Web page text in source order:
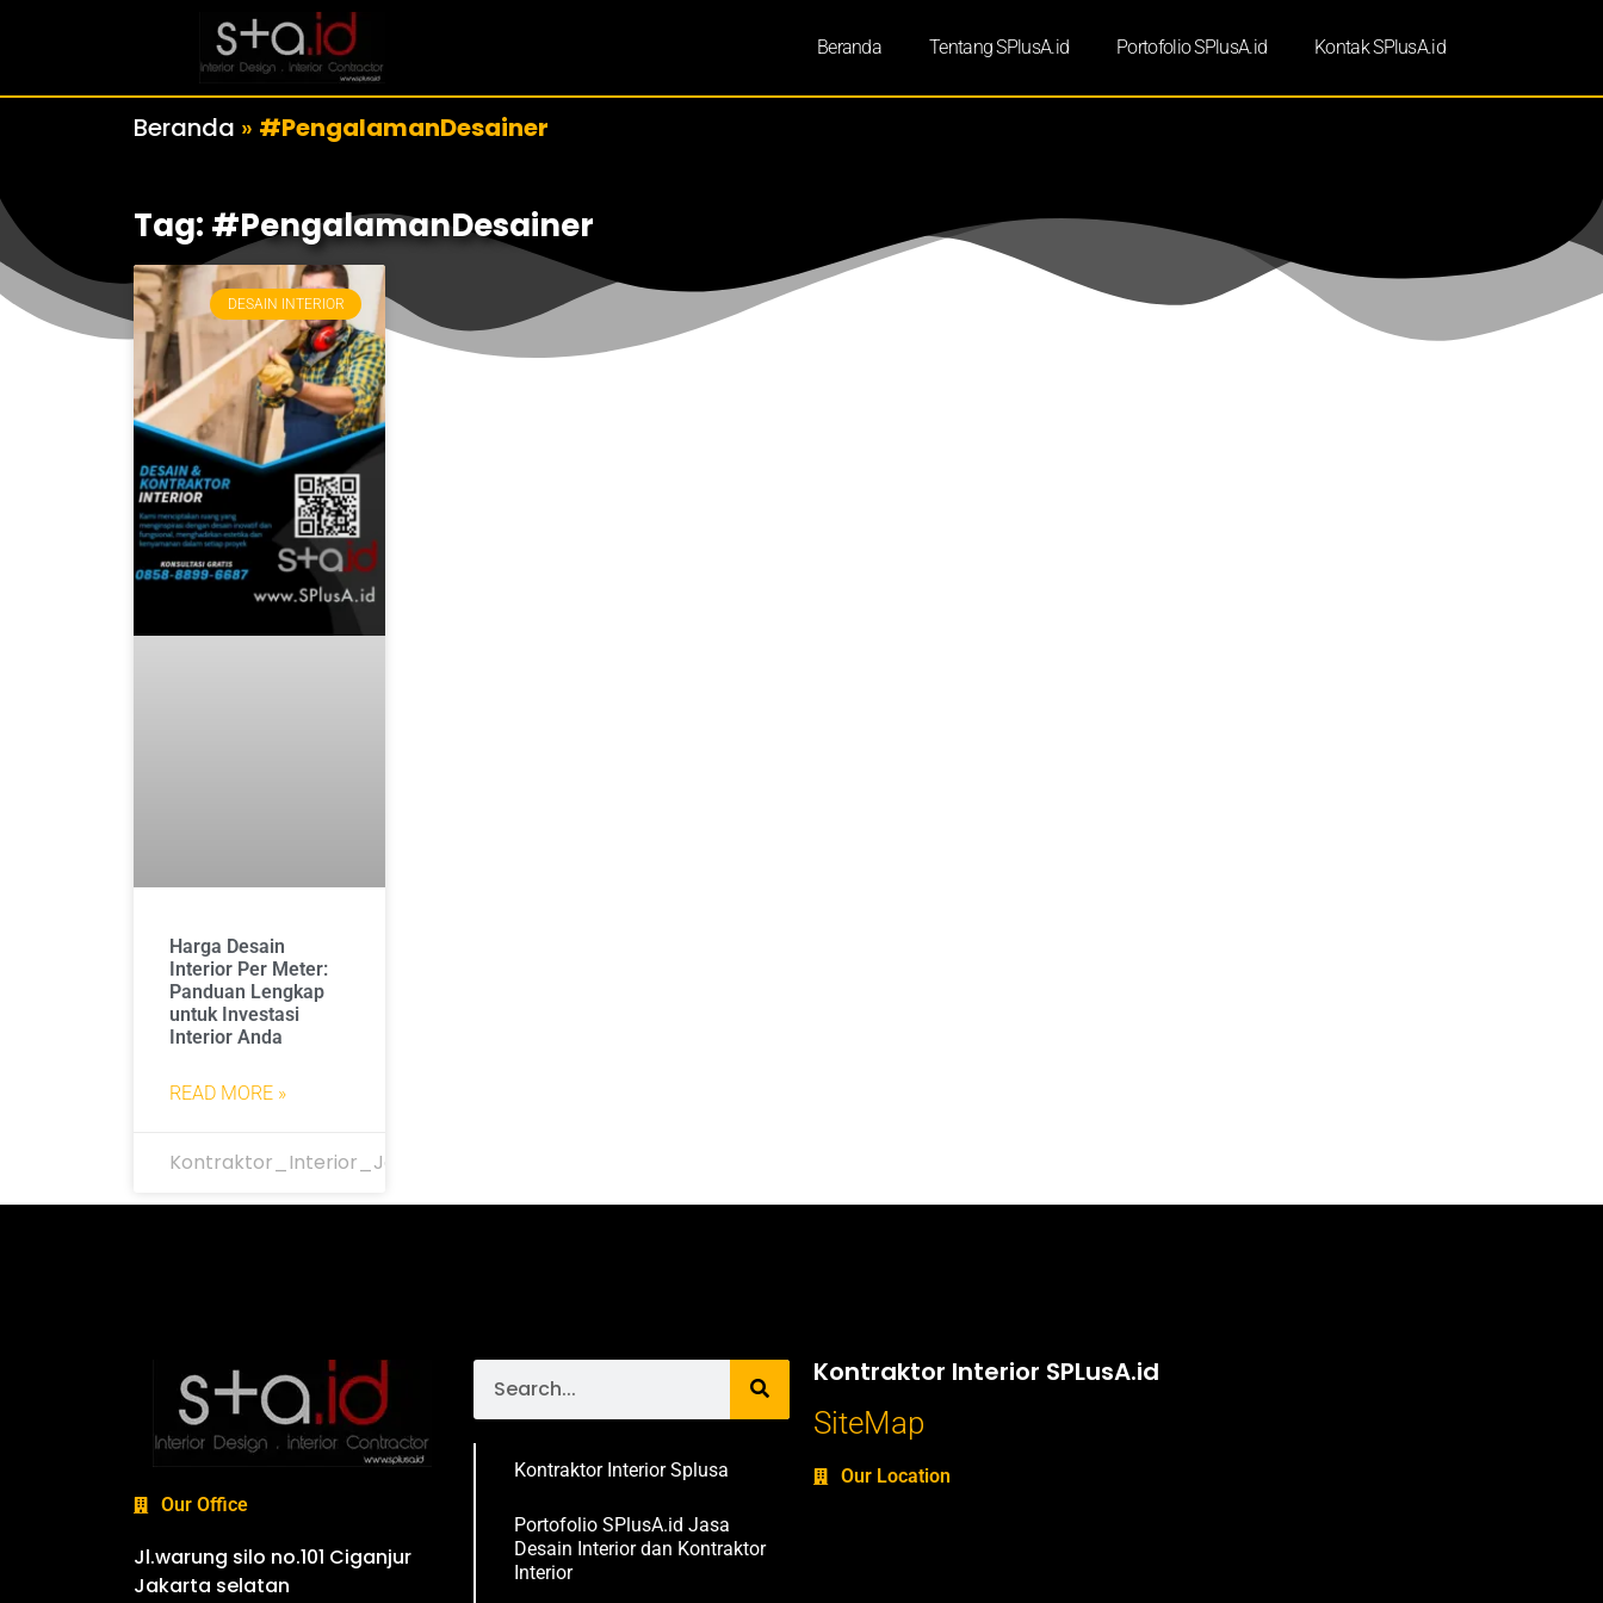
Beranda Tentang SPlusA.id Portofolio SPlusA.id Kontak SPlusA.id
Beranda » #PengalamanDesainer
Tag: #PengalamanDesainer
DESAIN INTERIOR
Harga Desain
Interior Per Meter:
Panduan Lengkap
untuk Investasi
Interior Anda
READ MORE »
Kontraktor_Interior_Jakarta
Our Office
Jl.warung silo no.101 Ciganjur
Jakarta selatan
Kontraktor Interior Splusa
Portofolio SPlusA.id Jasa
Desain Interior dan Kontraktor
Interior
Kontraktor Interior SPLusA.id
SiteMap
Our Location